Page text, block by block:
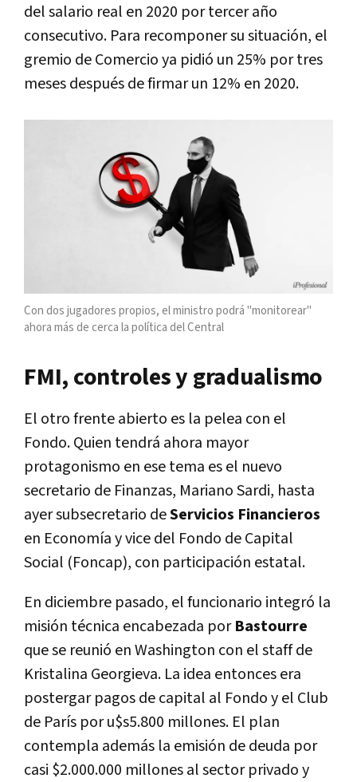
del salario real en 2020 por tercer año
consecutivo. Para recomponer su situación, el
gremio de Comercio ya pidió un 25% por tres
meses después de firmar un 12% en 2020.
Con dos jugadores propios, el ministro podrá "monitorear"
ahora más de cerca la política del Central
FMI, controles y gradualismo
El otro frente abierto es la pelea con el
Fondo. Quien tendrá ahora mayor
protagonismo en ese tema es el nuevo
secretario de Finanzas, Mariano Sardi, hasta
ayer subsecretario deServicios Financieros
en Economía y vice del Fondo de Capital
Social (Foncap), con participación estatal.
En diciembre pasado, el funcionario integró la
misión técnica encabezada porBastourre
que se reunió en Washington con el staff de
Kristalina Georgieva. La idea entonces era
postergar pagos de capital al Fondo y el Club
de París por u$s5.800 millones. El plan
contempla además la emisión de deuda por
casi $2.000.000 millones al sector privado y